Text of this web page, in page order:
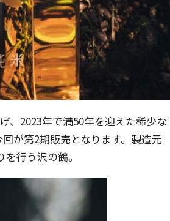
、2023年で満50年を迎えた稀少な
が第2期販売となります。製造元
行う沢の鶴。